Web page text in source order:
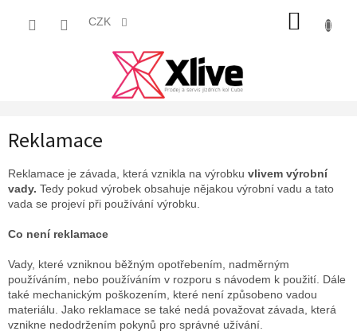
CZK
Reklamace
Reklamace je závada, která vznikla na výrobku vlivem výrobní
vady. Tedy pokud výrobek obsahuje nějakou výrobní vadu a tato
vada se projeví při používání výrobku.
Co není reklamace
Vady, které vzniknou běžným opotřebením, nadměrným
používáním, nebo používáním v rozporu s návodem k použití. Dále
také mechanickým poškozením, které není způsobeno vadou
materiálu. Jako reklamace se také nedá považovat závada, která
vznikne nedodržením pokynů pro správné užívání.